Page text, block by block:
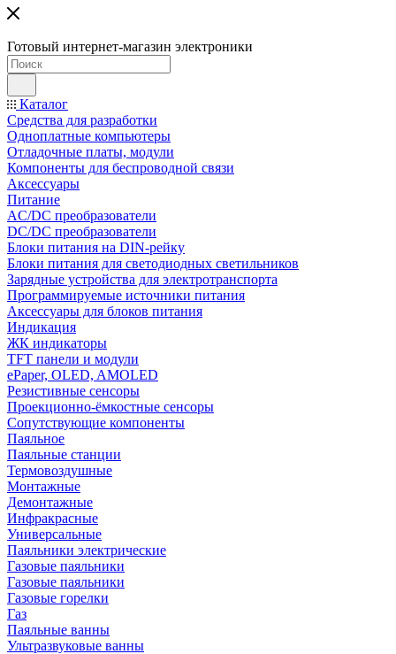
Готовый интернет-магазин электроники
Каталог
Средства для разработки
Одноплатные компьютеры
Отладочные платы, модули
Компоненты для беспроводной связи
Аксессуары
Питание
AC/DC преобразователи
DC/DC преобразователи
Блоки питания на DIN-рейку
Блоки питания для светодиодных светильников
Зарядные устройства для электротранспорта
Программируемые источники питания
Аксессуары для блоков питания
Индикация
ЖК индикаторы
TFT панели и модули
ePaper, OLED, AMOLED
Резистивные сенсоры
Проекционно-ёмкостные сенсоры
Сопутствующие компоненты
Паяльное
Паяльные станции
Термовоздушные
Монтажные
Демонтажные
Инфракрасные
Универсальные
Паяльники электрические
Газовые паяльники
Газовые паяльники
Газовые горелки
Газ
Паяльные ванны
Ультразвуковые ванны